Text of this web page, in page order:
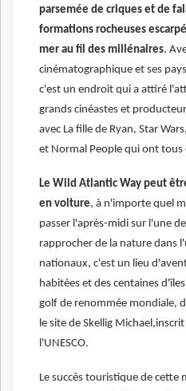
parsemée de criques et de
formations rocheuses
mer au fil des millénaires.
cinématographique et ses
c'est un endroit qui a attiré
grands cinéastes et
avec La fille de Ryan, Star
et Normal People qui ont tous
Le Wild Atlantic Way peut
en voiture, à n'importe quel
passer l'après-midi sur l'une
rapprocher de la nature dans
nationaux, c'est un lieu
habitées et des centaines
golf de renommée mondiale,
le site de Skellig
l'UNESCO.
Le succès touristique de